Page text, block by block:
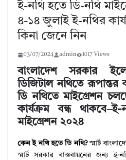
ই-নথি হতে ডি-নথি
৪-১৪ জুলাই ই-নথির
কিনা জেনে নিন
03/07/2024 admin 1017 Views
বাংলাদেশ সরকার
ডিজিটাল নথিতে
ডি নথিতে মাইগ্রেশন
কার্যক্রম বন্ধ থাকবে–ই-
মাইগ্রেশন ২০২৪
কেন ই নথি হতে ডি নথি?স্মার্ট
স্মার্ট সরকার বাস্তবায়নের জন্য